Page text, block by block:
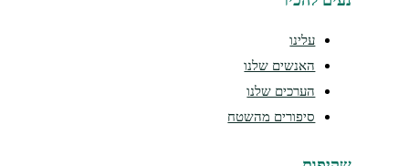
האנשים שלנו
הערכים שלנו
סיפורים מהשטח